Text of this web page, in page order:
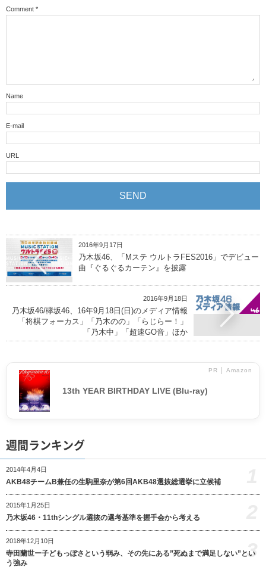
Comment *
Name
E-mail
URL
2016年9月17日
乃木坂46、「Mステ ウルトラFES2016」でデビュー
曲『ぐるぐるカーテン』を披露
2016年9月18日
乃木坂46/欅坂46、16年9月18日(日)のメディア情報
「将棋フォーカス」「乃木のの」「らじらー！」
「乃木中」「超速GO音」ほか
PR │ Amazon
13th YEAR BIRTHDAY LIVE (Blu-ray)
週間ランキング
2014年4月4日
AKB48チームB兼任の生駒里奈が第6回AKB48選抜総選挙に立候補
2015年1月25日
乃木坂46・11thシングル選抜の選考基準を握手会から考える
2018年12月10日
寺田蘭世ー子どもっぽさという弱み、その先にある”死ぬまで満足しない”とい
う強み
3